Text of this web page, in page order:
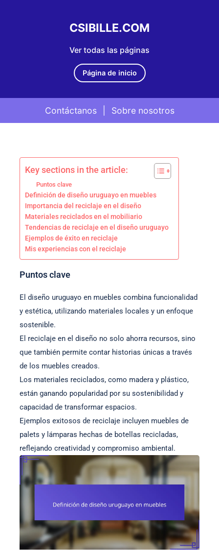
Ver todas las páginas
CSIBILLE.COM
Página de inicio
Contáctanos Sobre nosotros
Key sections in the article:
Puntos clave
Definición de diseño uruguayo en muebles
Importancia del reciclaje en el diseño
Materiales reciclados en el mobiliario
Tendencias de reciclaje en el diseño uruguayo
Ejemplos de éxito en reciclaje
Mis experiencias con el reciclaje
Puntos clave
El diseño uruguayo en muebles combina funcionalidad
y estética, utilizando materiales locales y un enfoque
sostenible.
El reciclaje en el diseño no solo ahorra recursos, sino
que también permite contar historias únicas a través
de los muebles creados.
Los materiales reciclados, como madera y plástico,
están ganando popularidad por su sostenibilidad y
capacidad de transformar espacios.
Ejemplos exitosos de reciclaje incluyen muebles de
palets y lámparas hechas de botellas recicladas,
reflejando creatividad y compromiso ambiental.